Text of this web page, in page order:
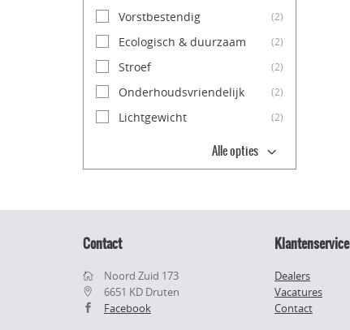
Vorstbestendig (2)
Ecologisch & duurzaam (2)
Stroef (2)
Onderhoudsvriendelijk (2)
Lichtgewicht (2)
Alle opties
Contact
Noord Zuid 173
6651 KD Druten
Facebook
Klantenservice
Dealers
Vacatures
Contact